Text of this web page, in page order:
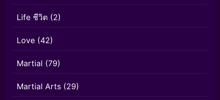
Life ชีวิต (2)
Love (42)
Martial (79)
Martial Arts (29)